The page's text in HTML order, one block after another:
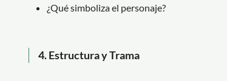
¿Qué simboliza el personaje?
4.Estructura y Trama